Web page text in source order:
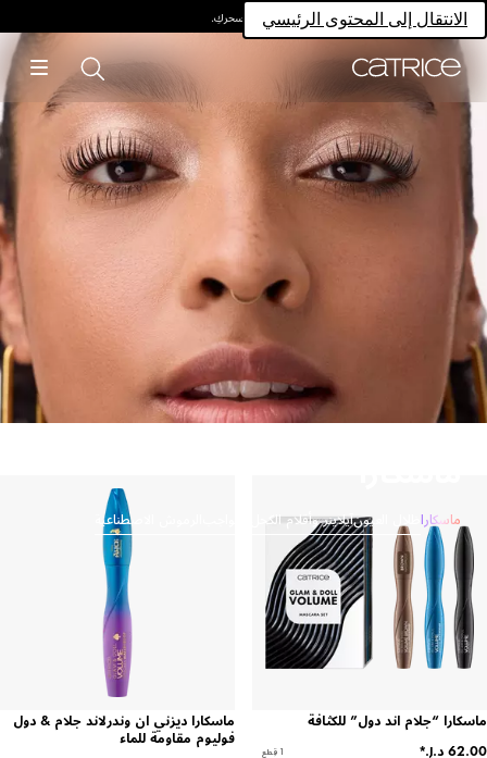
الانتقال إلى المحتوى الرئيسيامتلكي سحركِ.
ماسكارا ظلال العيونآيلاينر وأقلام الكحل الرموش الاصطناعية
ماسكارا “جلام اند دول” للكثافة
1 قِطع
ماسكارا ديزني ان وندرلاند جلام & دول
فوليوم مقاومة للماء